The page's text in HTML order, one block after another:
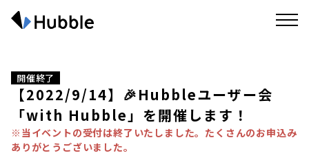
開催終了
【2022/9/14】🎉Hubbleユーザー会
「with Hubble」を開催します！
※当イベントの受付は終了いたしました。たくさんのお申込み
ありがとうございました。